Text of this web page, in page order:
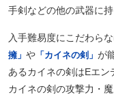
手剣などの他の武器に持
入手難易度にこだわら
擁」 や 「カイネの剣」 が
あるカイネの剣はEエン
カイネの剣の攻撃力・